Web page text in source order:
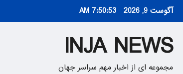
Skipآگوست 9, 2026 7:50:54 AM
INJA NEWS
مجموعه ای از اخبار مهم سراسر جهان